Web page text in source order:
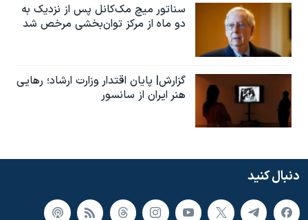
سناتور میچ مک‌کانل پس از نزدیک به
دو ماه از مرکز توان‌بخشی مرخص شد
گزارش| پایان اقتدار وزارت ارشاد؛ رهایی
هنر ایران از سانسور
دنبال کنید